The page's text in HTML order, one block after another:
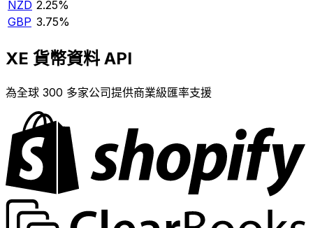
NZD 2.25%
GBP 3.75%
XE 貨幣資料 API
為全球 300 多家公司提供商業級匯率支援